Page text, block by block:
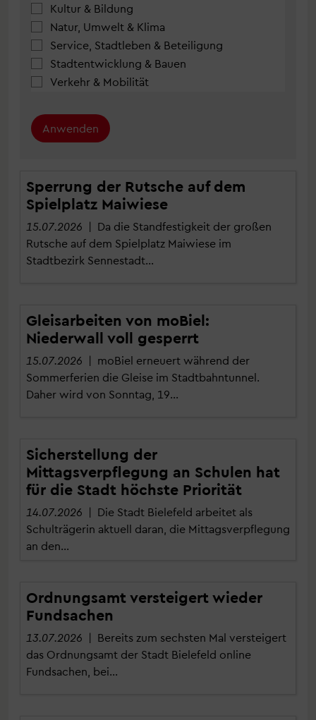
Kultur & Bildung
Natur, Umwelt & Klima
Service, Stadtleben & Beteiligung
Stadtentwicklung & Bauen
Verkehr & Mobilität
Anwenden
Sperrung der Rutsche auf dem
Spielplatz Maiwiese
15.07.2026 | Da die Standfestigkeit der großen
Rutsche auf dem Spielplatz Maiwiese im
Stadtbezirk Sennestadt…
Gleisarbeiten von moBiel:
Niederwall voll gesperrt
15.07.2026 | moBiel erneuert während der
Sommerferien die Gleise im Stadtbahntunnel.
Daher wird von Sonntag, 19…
Sicherstellung der
Mittagsverpflegung an Schulen hat
für die Stadt höchste Priorität
14.07.2026 | Die Stadt Bielefeld arbeitet als
Schulträgerin aktuell daran, die Mittagsverpflegung
an den…
Ordnungsamt versteigert wieder
Fundsachen
13.07.2026 | Bereits zum sechsten Mal versteigert
das Ordnungsamt der Stadt Bielefeld online
Fundsachen, bei…